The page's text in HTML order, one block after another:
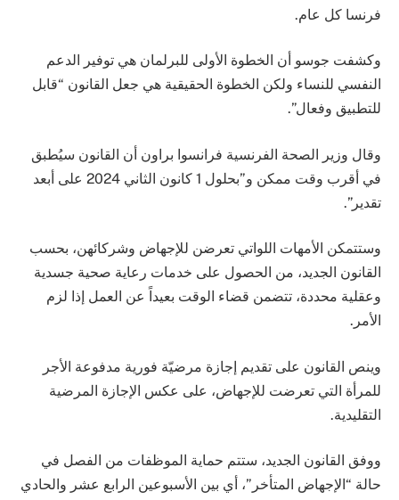
فرنسا كل عام.
وكشفت جوسو أن الخطوة الأولى للبرلمان هي توفير الدعم
النفسي للنساء ولكن الخطوة الحقيقية هي جعل القانون “قابل
للتطبيق وفعال”.
وقال وزير الصحة الفرنسية فرانسوا براون أن القانون سيُطبق
في أقرب وقت ممكن و”بحلول 1 كانون الثاني 2024 على أبعد
تقدير”.
وستتمكن الأمهات اللواتي تعرضن للإجهاض وشركائهن، بحسب
القانون الجديد، من الحصول على خدمات رعاية صحية جسدية
وعقلية محددة، تتضمن قضاء الوقت بعيداً عن العمل إذا لزم
الأمر.
وينص القانون على تقديم إجازة مرضيّة فورية مدفوعة الأجر
للمرأة التي تعرضت للإجهاض، على عكس الإجازة المرضية
التقليدية.
ووفق القانون الجديد، ستتم حماية الموظفات من الفصل في
حالة “الإجهاض المتأخر”، أي بين الأسبوعين الرابع عشر والحادي